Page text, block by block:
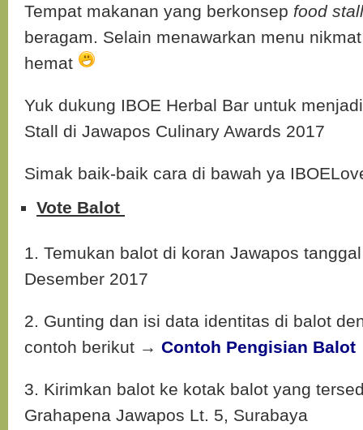
Tempat makanan yang berkonsep food
beragam. Selain menawarkan menu
hemat
Yuk dukung IBOE Herbal Bar untuk
Stall di Jawapos Culinary Awards 2017
Simak baik-baik cara di bawah ya
Vote Balot
1. Temukan balot di koran Jawapos
Desember 2017
2. Gunting dan isi data identitas di balot
contoh berikut → Contoh Pengisian Balot
3. Kirimkan balot ke kotak balot yang
Grahapena Jawapos Lt. 5, Surabaya